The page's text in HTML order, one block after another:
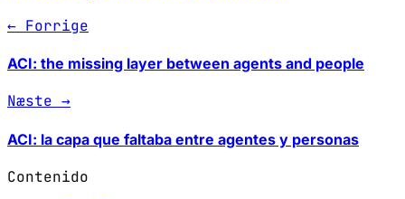
← Forrige
ACI: the missing layer between agents and people
Næste →
ACI: la capa que faltaba entre agentes y personas
Contenido